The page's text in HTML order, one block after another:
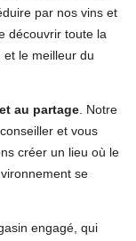
par nos vins et
découvrir toute la
le meilleur du
au partage. Notre
et vous
créer un lieu où le
se
engagé, qui